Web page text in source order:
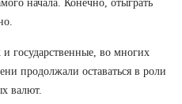
начала. Конечно, отыграть
государственные, во многих
продолжали оставаться в роли
валют.